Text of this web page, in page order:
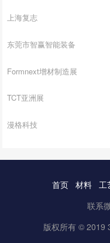
上海复志
东莞市智赢智能装备
Formnext增材制造展
TCT亚洲展
漫格科技
首页 材料 工
联系
版权所有 © 2019